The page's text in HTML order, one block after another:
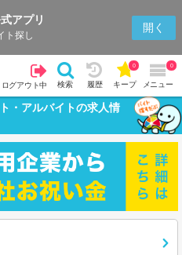
アプリ
ト探し
開く
ログアウト中 検索 履歴 キープ
0
メニュー
0
・アルバイトの求人情